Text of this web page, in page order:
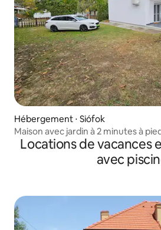
Hébergement ⋅ Siófok
Maison avec jardin à 2 minutes à
Locations de vacances
avec